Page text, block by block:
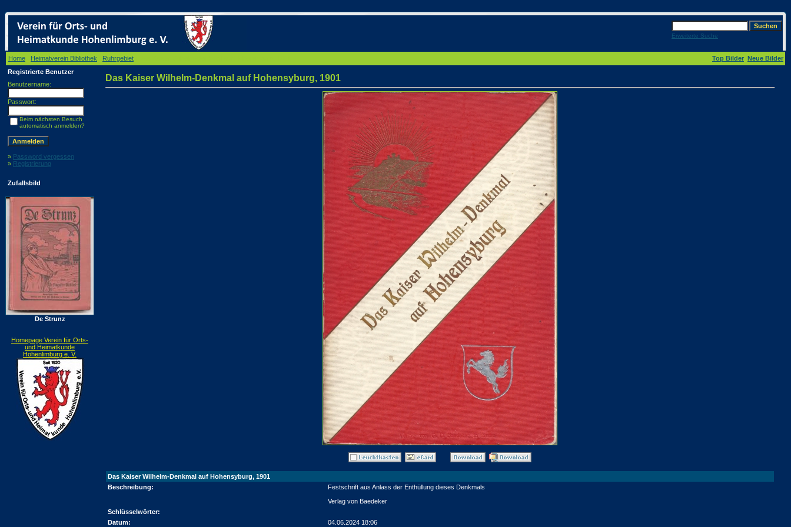
Erweiterte Suche
Home Heimatverein Bibliothek Ruhrgebiet Top Bilder Neue Bilder
Registrierte Benutzer
Benutzername:
Passwort:
Beim nächsten Besuch
automatisch anmelden?
» Password vergessen
» Registrierung
Zufallsbild
De Strunz
Homepage Verein für Orts-
und Heimatkunde
Hohenlimburg e. V.
Das Kaiser Wilhelm-Denkmal auf Hohensyburg, 1901
Das Kaiser Wilhelm-Denkmal auf Hohensyburg, 1901
Beschreibung:
Festschrift aus Anlass der Enthüllung dieses Denkmals
Verlag von Baedeker
Schlüsselwörter:
Datum:
04.06.2024 18:06